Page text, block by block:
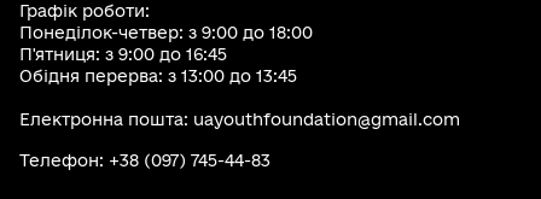
Графік роботи:
Понеділок-четвер: з 9:00 до 18:00
П'ятниця: з 9:00 до 16:45
Обідня перерва: з 13:00 до 13:45
Електронна пошта: uayouthfoundation@gmail.com
Телефон: +38 (097) 745-44-83